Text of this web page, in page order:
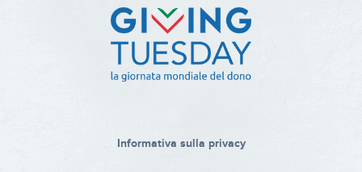
Informativa sulla privacy